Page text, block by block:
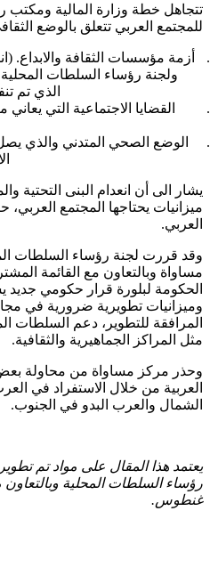
تتجاهل خطة وزارة المالية ومكتب
للمجتمع العربي تتعلق بالوضع
أزمة مؤسسات الثقافة والابداع.
ولجنة رؤساء السلطات المحلية
الذي تم
القضايا الاجتماعية التي
الوضع الصحي المتدني والذي
يشار الى أن انعدام البنى التحتية
ميزانيات يحتاجها المجتمع
العربي.
وقد قررت لجنة رؤساء السلطات
مساواة وبالتعاون مع القائمة
الحكومة لبلورة قرار حكومي جديد
وميزانيات تطويرية ضرورية في
المرافقة للتطوير، دعم السلطات
مثل المراكز الجماهيرية والثقافية.
وحذر مركز مساواة من محاولة بعض
العربية من خلال الاستفراد في
الشمال والعرب البدو في الجنوب.
يعتمد هذا المقال على مواد تم
رؤساء السلطات المحلية وبالتعاون
غنطوس.